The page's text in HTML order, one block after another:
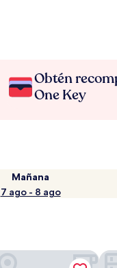
Obtén
One Key
Mañana
7 ago - 8 ago